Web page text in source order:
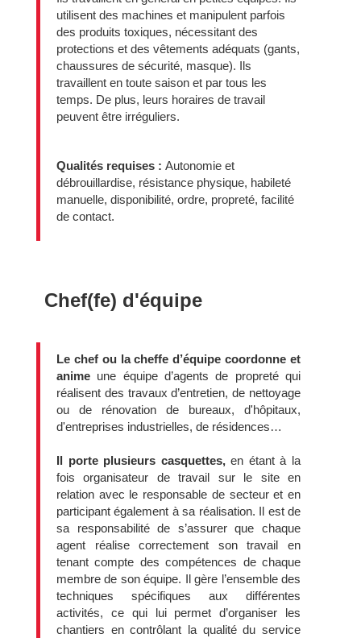
utilisent des machines et manipulent parfois
des produits toxiques, nécessitant des
protections et des vêtements adéquats (gants,
chaussures de sécurité, masque). Ils
travaillent en toute saison et par tous les
temps. De plus, leurs horaires de travail
peuvent être irréguliers.
Qualités requises : Autonomie et
débrouillardise, résistance physique, habileté
manuelle, disponibilité, ordre, propreté, facilité
de contact.
Chef(fe) d'équipe
Le chef ou la cheffe d’équipe coordonne et
anime une équipe d’agents de propreté qui
réalisent des travaux d’entretien, de nettoyage
ou de rénovation de bureaux, d'hôpitaux,
d'entreprises industrielles, de résidences…
Il porte plusieurs casquettes,en étant à la
fois organisateur de travail sur le site en
relation avec le responsable de secteur et en
participant également à sa réalisation. Il est de
sa responsabilité de s’assurer que chaque
agent réalise correctement son travail en
tenant compte des compétences de chaque
membre de son équipe. Il gère l’ensemble des
techniques spécifiques aux différentes
activités, ce qui lui permet d’organiser les
chantiers en contrôlant la qualité du service